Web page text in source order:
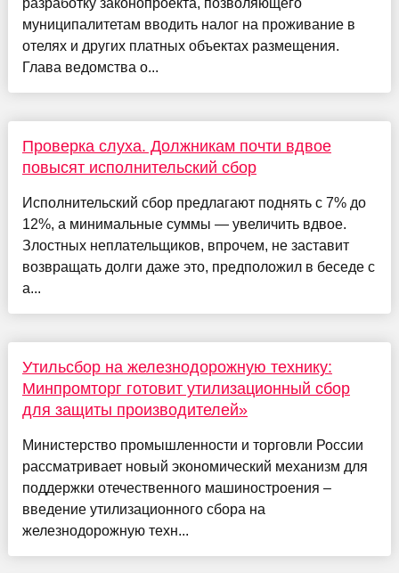
разработку законопроекта, позволяющего
муниципалитетам вводить налог на проживание в
отелях и других платных объектах размещения.
Глава ведомства о...
Проверка слуха. Должникам почти вдвое
повысят исполнительский сбор
Исполнительский сбор предлагают поднять с 7% до
12%, а минимальные суммы — увеличить вдвое.
Злостных неплательщиков, впрочем, не заставит
возвращать долги даже это, предположил в беседе с
a...
Утильсбор на железнодорожную технику:
Минпромторг готовит утилизационный сбор
для защиты производителей»
Министерство промышленности и торговли России
рассматривает новый экономический механизм для
поддержки отечественного машиностроения –
введение утилизационного сбора на
железнодорожную техн...